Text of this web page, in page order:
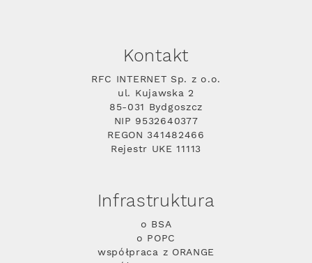
Kontakt
RFC INTERNET Sp. z o.o.
ul. Kujawska 2
85-031 Bydgoszcz
NIP 9532640377
REGON 341482466
Rejestr UKE 11113
Infrastruktura
o BSA
o POPC
współpraca z ORANGE